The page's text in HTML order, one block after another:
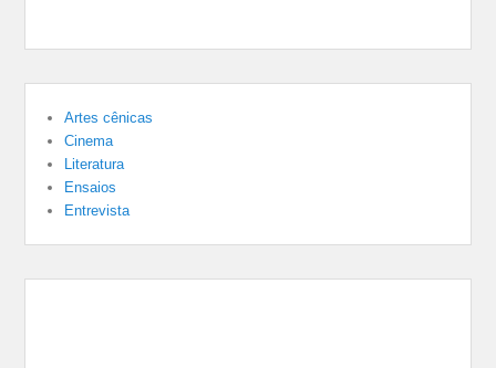
Artes cênicas
Cinema
Literatura
Ensaios
Entrevista